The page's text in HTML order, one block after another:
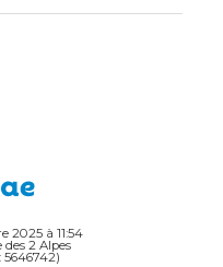
2025 à 11:54
2 Alpes
5646742)